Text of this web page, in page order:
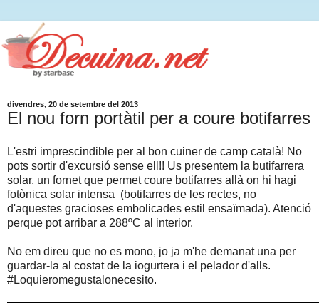
divendres, 20 de setembre del 2013
El nou forn portàtil per a coure botifarres
L'estri imprescindible per al bon cuiner de camp català! No
pots sortir d'excursió sense ell!! Us presentem la butifarrera
solar, un fornet que permet coure botifarres allà on hi hagi
fotònica solar intensa (botifarres de les rectes, no
d'aquestes gracioses embolicades estil ensaïmada). Atenció
perque pot arribar a 288ºC al interior.
No em direu que no es mono, jo ja m'he demanat una per
guardar-la al costat de la iogurtera i el pelador d'alls.
#Loquieromegustalonecesito.